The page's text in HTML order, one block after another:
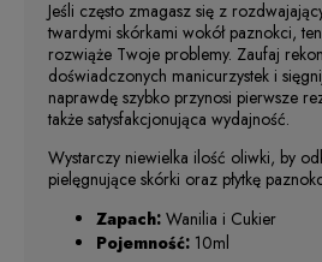
Jeśli często zmagasz się z
twardymi skórkami wokół paznokci,
rozwiąże Twoje problemy. Zaufaj
doświadczonych manicurzystek i
naprawdę szybko przynosi pierwsze
także satysfakcjonująca wydajność.
Wystarczy niewielka ilość oliwki, by
pielęgnujące skórki oraz płytkę
Zapach: Wanilia i Cukier
Pojemność: 10ml